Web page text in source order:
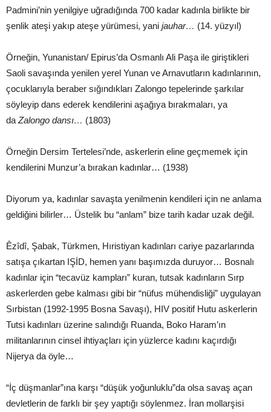
Padmini’nin yenilgiye uğradığında 700 kadar kadınla birlikte bir
şenlik ateşi yakıp ateşe yürümesi, yani jauhar… (14. yüzyıl)
Örneğin, Yunanistan/ Epirus’da Osmanlı Ali Paşa ile giriştikleri
Saoli savaşında yenilen yerel Yunan ve Arnavutların kadınlarının,
çocuklarıyla beraber sığındıkları Zalongo tepelerinde şarkılar
söyleyip dans ederek kendilerini aşağıya bırakmaları, ya
da Zalongo dansı… (1803)
Örneğin Dersim Tertelesi’nde, askerlerin eline geçmemek için
kendilerini Munzur’a bırakan kadınlar… (1938)
Diyorum ya, kadınlar savaşta yenilmenin kendileri için ne anlama
geldiğini bilirler… Üstelik bu “anlam” bize tarih kadar uzak değil.
Êzîdî, Şabak, Türkmen, Hıristiyan kadınları cariye pazarlarında
satışa çıkartan IŞİD, hemen yanı başımızda duruyor… Bosnalı
kadınlar için “tecavüz kampları” kuran, tutsak kadınların Sırp
askerlerden gebe kalması gibi bir “nüfus mühendisliği” uygulayan
Sırbistan (1992-1995 Bosna Savaşı), HIV positif Hutu askerlerin
Tutsi kadınları üzerine salındığı Ruanda, Boko Haram’ın
militanlarının cinsel ihtiyaçları için yüzlerce kadını kaçırdığı
Nijerya da öyle…
“İç düşmanlar”ına karşı “düşük yoğunluklu”da olsa savaş açan
devletlerin de farklı bir şey yaptığı söylenmez. İran mollarşisi